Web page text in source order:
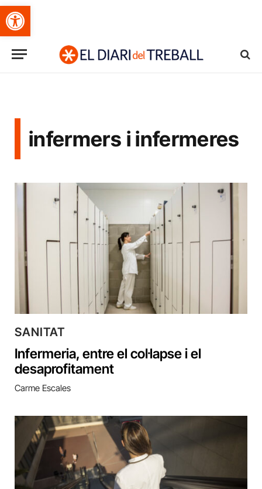
Obre la barra d'eines
infermers i infermeres
SANITAT
Infermeria, entre el col·lapse i el
desaprofitament
Carme Escales